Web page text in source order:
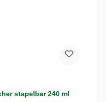
stapelbar 240 ml